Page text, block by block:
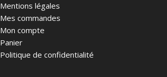
Mentions légales
Mes commandes
Mon compte
Panier
Politique de confidentialité